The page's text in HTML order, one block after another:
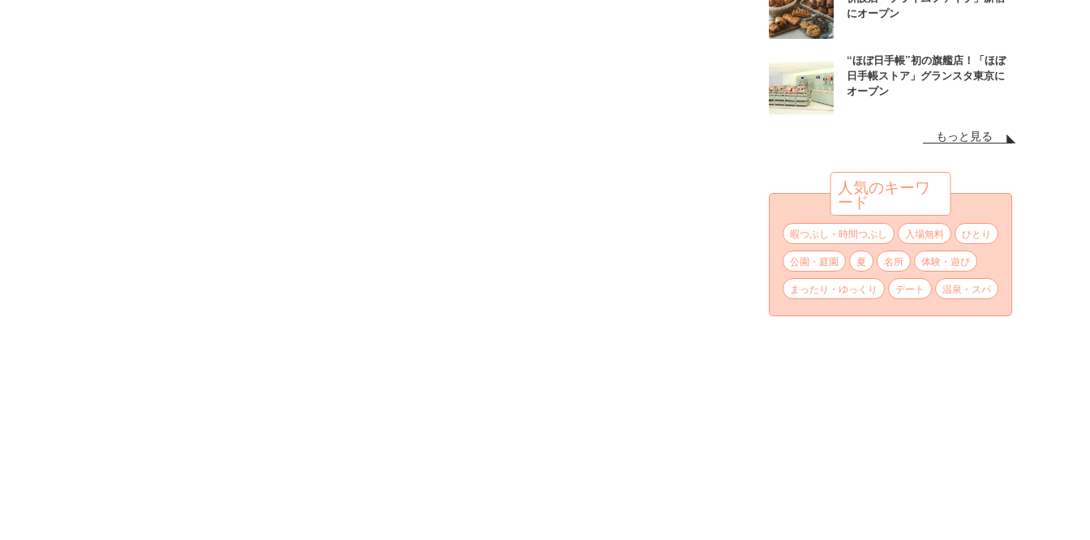
にオープン
“ほぼ日手帳”初の旗艦店！「ほぼ
日手帳ストア」グランスタ東京に
オープン
もっと見る
人気のキーワ
ード
暇つぶし・時間つぶし 入場無料
ひとり
公園・庭園
夏 名所
体験・遊び
まったり・ゆっくり
デート 温泉・スパ